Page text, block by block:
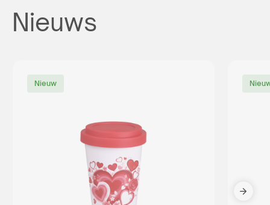
Nieuws
Nieuw